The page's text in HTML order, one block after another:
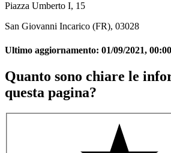
Piazza Umberto I, 15
San Giovanni Incarico (FR), 03028
Ultimo aggiornamento: 01/09/2021, 00:00
Quanto sono chiare le
questa pagina?